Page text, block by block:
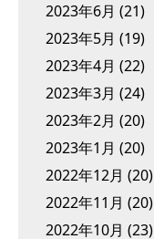
2023年6月 (21)
2023年5月 (19)
2023年4月 (22)
2023年3月 (24)
2023年2月 (20)
2023年1月 (20)
2022年12月 (20)
2022年11月 (20)
2022年10月 (23)